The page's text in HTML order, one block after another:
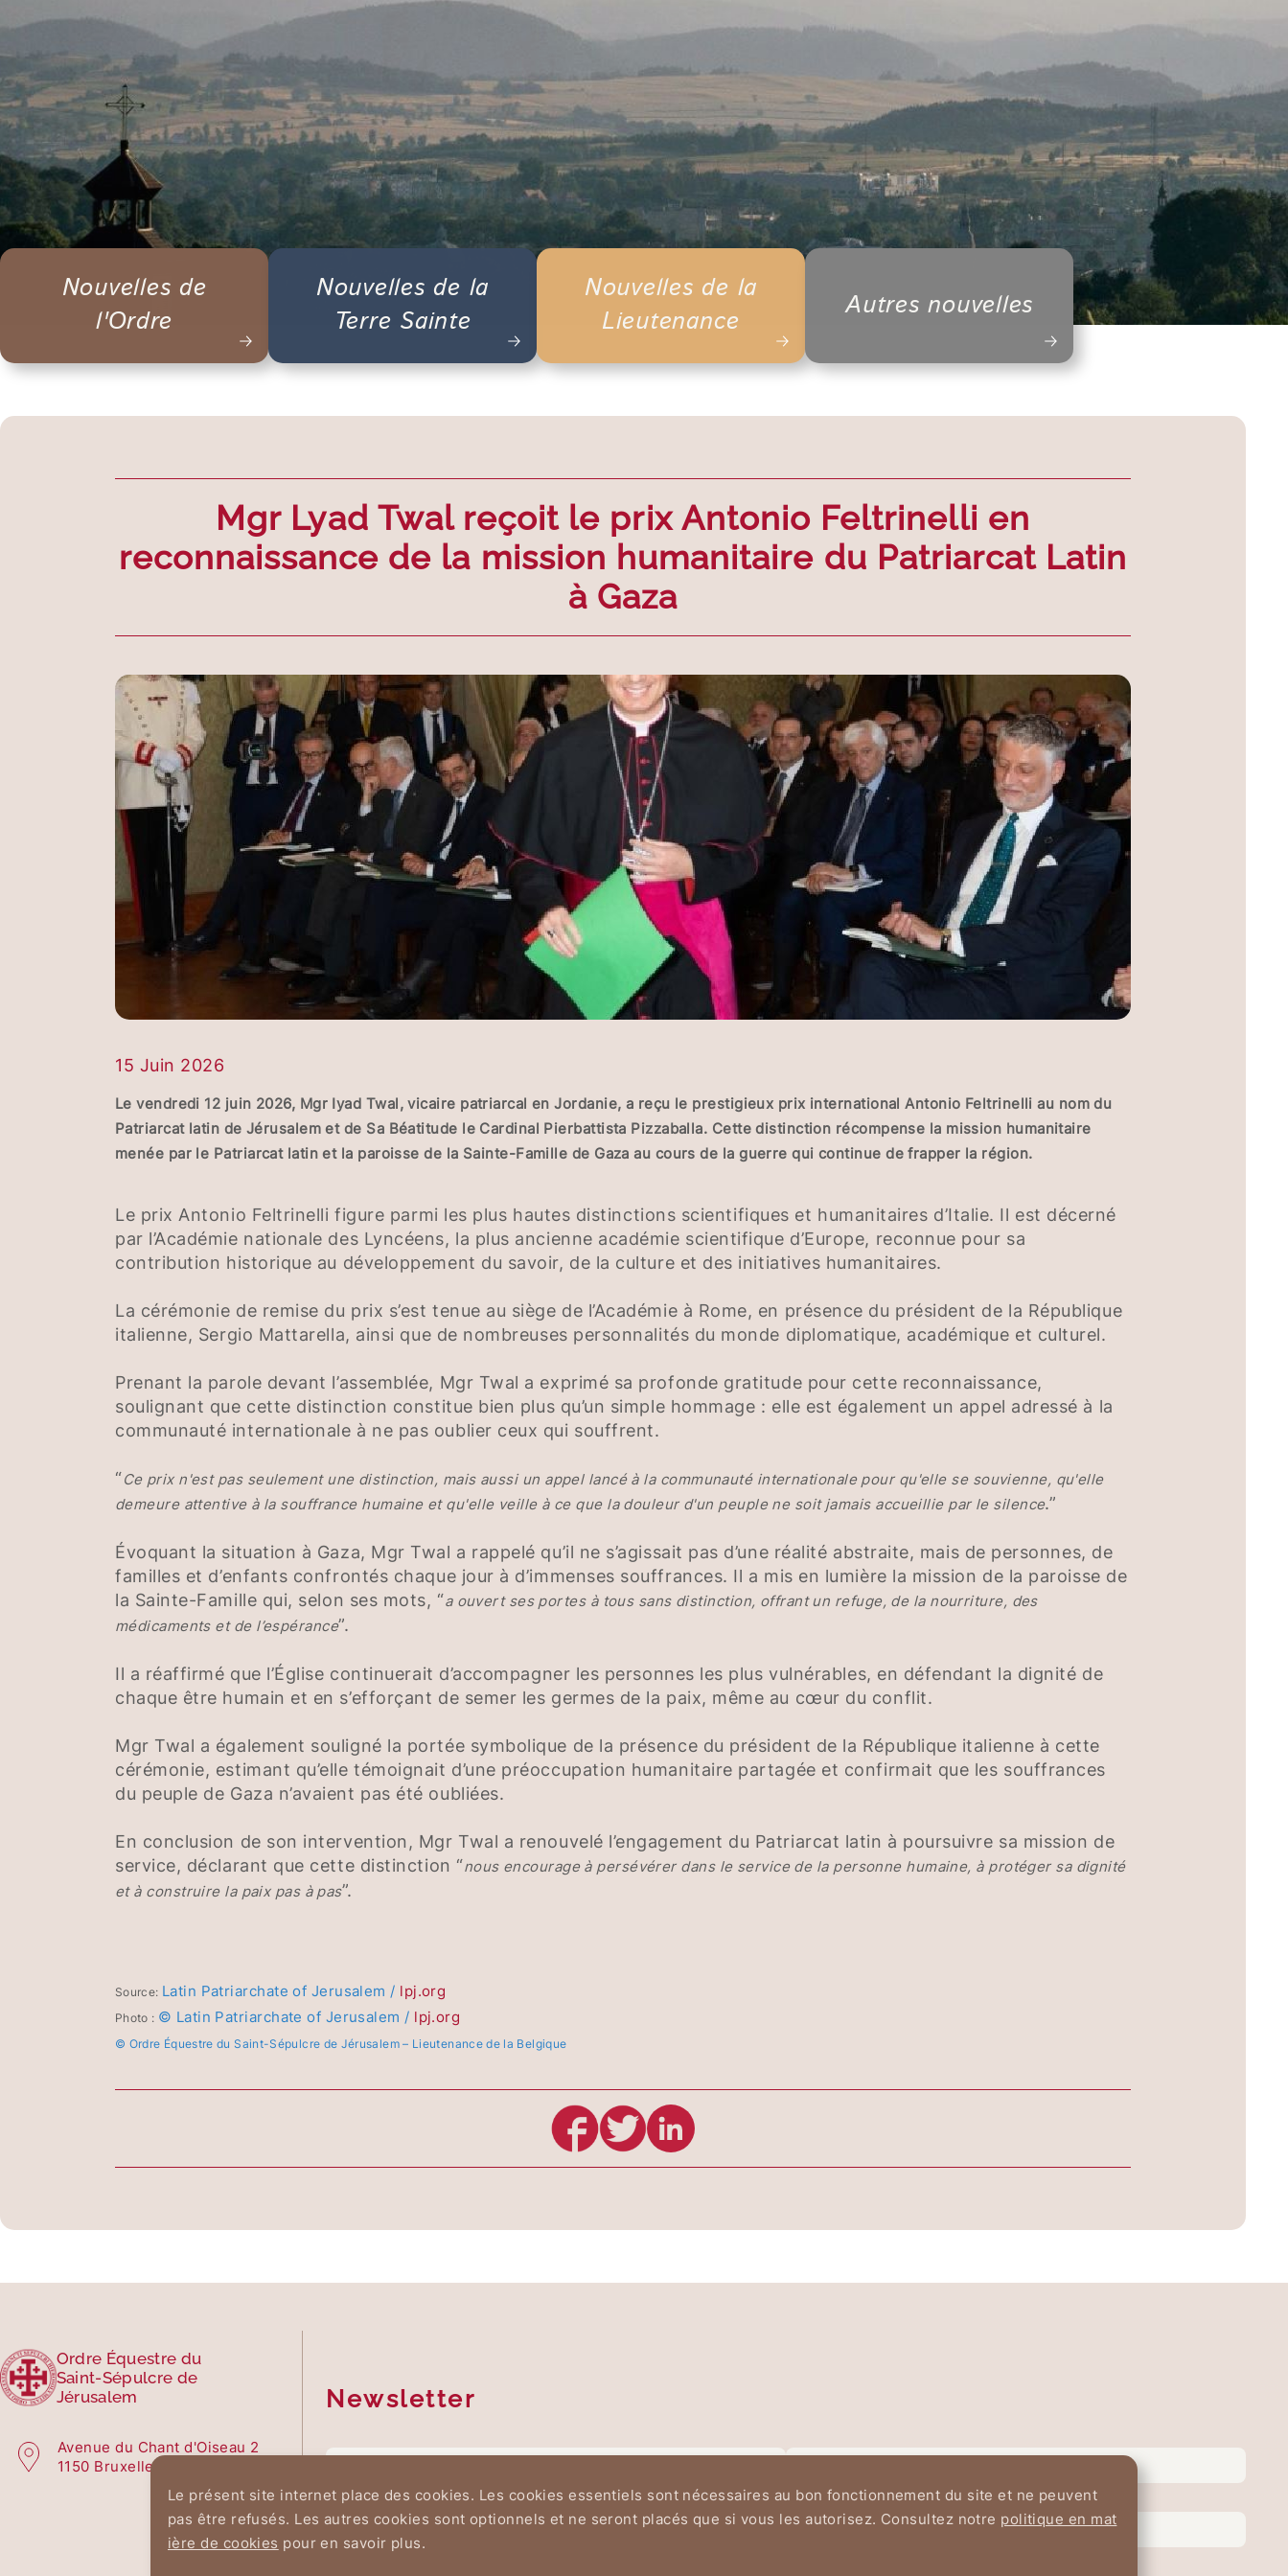
Nouvelles de
l'Ordre
Nouvelles de la
Terre Sainte
Nouvelles de la
Lieutenance
Autres nouvelles
Mgr Lyad Twal reçoit le prix Antonio Feltrinelli en
reconnaissance de la mission humanitaire du Patriarcat Latin
à Gaza
15 Juin 2026
Le vendredi 12 juin 2026, Mgr Iyad Twal, vicaire patriarcal en Jordanie, a reçu le prestigieux prix international Antonio Feltrinelli au nom du
Patriarcat latin de Jérusalem et de Sa Béatitude le Cardinal Pierbattista Pizzaballa. Cette distinction récompense la mission humanitaire
menée par le Patriarcat latin et la paroisse de la Sainte-Famille de Gaza au cours de la guerre qui continue de frapper la région.
Le prix Antonio Feltrinelli figure parmi les plus hautes distinctions scientifiques et humanitaires d’Italie. Il est décerné
par l’Académie nationale des Lyncéens, la plus ancienne académie scientifique d’Europe, reconnue pour sa
contribution historique au développement du savoir, de la culture et des initiatives humanitaires.
La cérémonie de remise du prix s’est tenue au siège de l’Académie à Rome, en présence du président de la République
italienne, Sergio Mattarella, ainsi que de nombreuses personnalités du monde diplomatique, académique et culturel.
Prenant la parole devant l’assemblée, Mgr Twal a exprimé sa profonde gratitude pour cette reconnaissance,
soulignant que cette distinction constitue bien plus qu’un simple hommage : elle est également un appel adressé à la
communauté internationale à ne pas oublier ceux qui souffrent.
“Ce prix n'est pas seulement une distinction, mais aussi un appel lancé à la communauté internationale pour qu'elle se souvienne, qu'elle
demeure attentive à la souffrance humaine et qu'elle veille à ce que la douleur d'un peuple ne soit jamais accueillie par le silence.”
Évoquant la situation à Gaza, Mgr Twal a rappelé qu’il ne s’agissait pas d’une réalité abstraite, mais de personnes, de
familles et d’enfants confrontés chaque jour à d’immenses souffrances. Il a mis en lumière la mission de la paroisse de
la Sainte-Famille qui, selon ses mots, “a ouvert ses portes à tous sans distinction, offrant un refuge, de la nourriture, des
médicaments et de l’espérance”.
Il a réaffirmé que l’Église continuerait d’accompagner les personnes les plus vulnérables, en défendant la dignité de
chaque être humain et en s’efforçant de semer les germes de la paix, même au cœur du conflit.
Mgr Twal a également souligné la portée symbolique de la présence du président de la République italienne à cette
cérémonie, estimant qu’elle témoignait d’une préoccupation humanitaire partagée et confirmait que les souffrances
du peuple de Gaza n’avaient pas été oubliées.
En conclusion de son intervention, Mgr Twal a renouvelé l’engagement du Patriarcat latin à poursuivre sa mission de
service, déclarant que cette distinction “nous encourage à persévérer dans le service de la personne humaine, à protéger sa dignité
et à construire la paix pas à pas”.
Source: Latin Patriarchate of Jerusalem / lpj.org
Photo : © Latin Patriarchate of Jerusalem / lpj.org
© Ordre Équestre du Saint-Sépulcre de Jérusalem – Lieutenance de la Belgique
Ordre Équestre du
Saint-Sépulcre de
Jérusalem
Avenue du Chant d'Oiseau 2
1150 Bruxelles
Newsletter
Le présent site internet place des cookies. Les cookies essentiels sont nécessaires au bon fonctionnement du site et ne peuvent
pas être refusés. Les autres cookies sont optionnels et ne seront placés que si vous les autorisez. Consultez notre politique en mat
ière de cookies pour en savoir plus.